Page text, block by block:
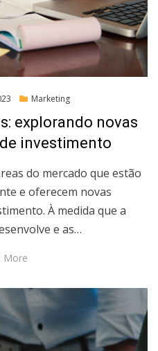
Marketing
explorando novas
investimento
do mercado que estão
e oferecem novas
À medida que a
e as…
More